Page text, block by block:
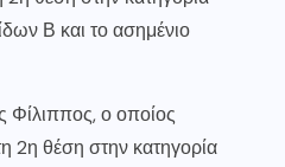
Β και το ασημένιο
Φίλιππος, ο οποίος
2η θέση στην κατηγορία